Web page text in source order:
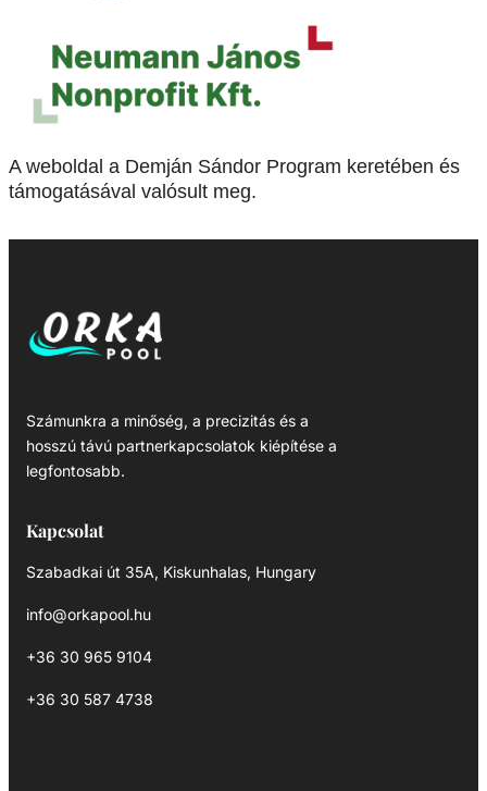
A weboldal a Demján Sándor Program keretében és
támogatásával valósult meg.
Számunkra a minőség, a precizitás és a
hosszú távú partnerkapcsolatok kiépítése a
legfontosabb.
Kapcsolat
Szabadkai út 35A, Kiskunhalas, Hungary
info@orkapool.hu
+36 30 965 9104
+36 30 587 4738